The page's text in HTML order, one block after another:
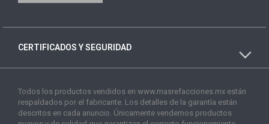
CERTIFICADOS Y SEGURIDAD
Todos los productos vendidos en www.masrefacciones.mx están
respaldados por el fabricante. Los detalles de la garantía están
descritos en cada anuncio. Únicamente vendemos productos